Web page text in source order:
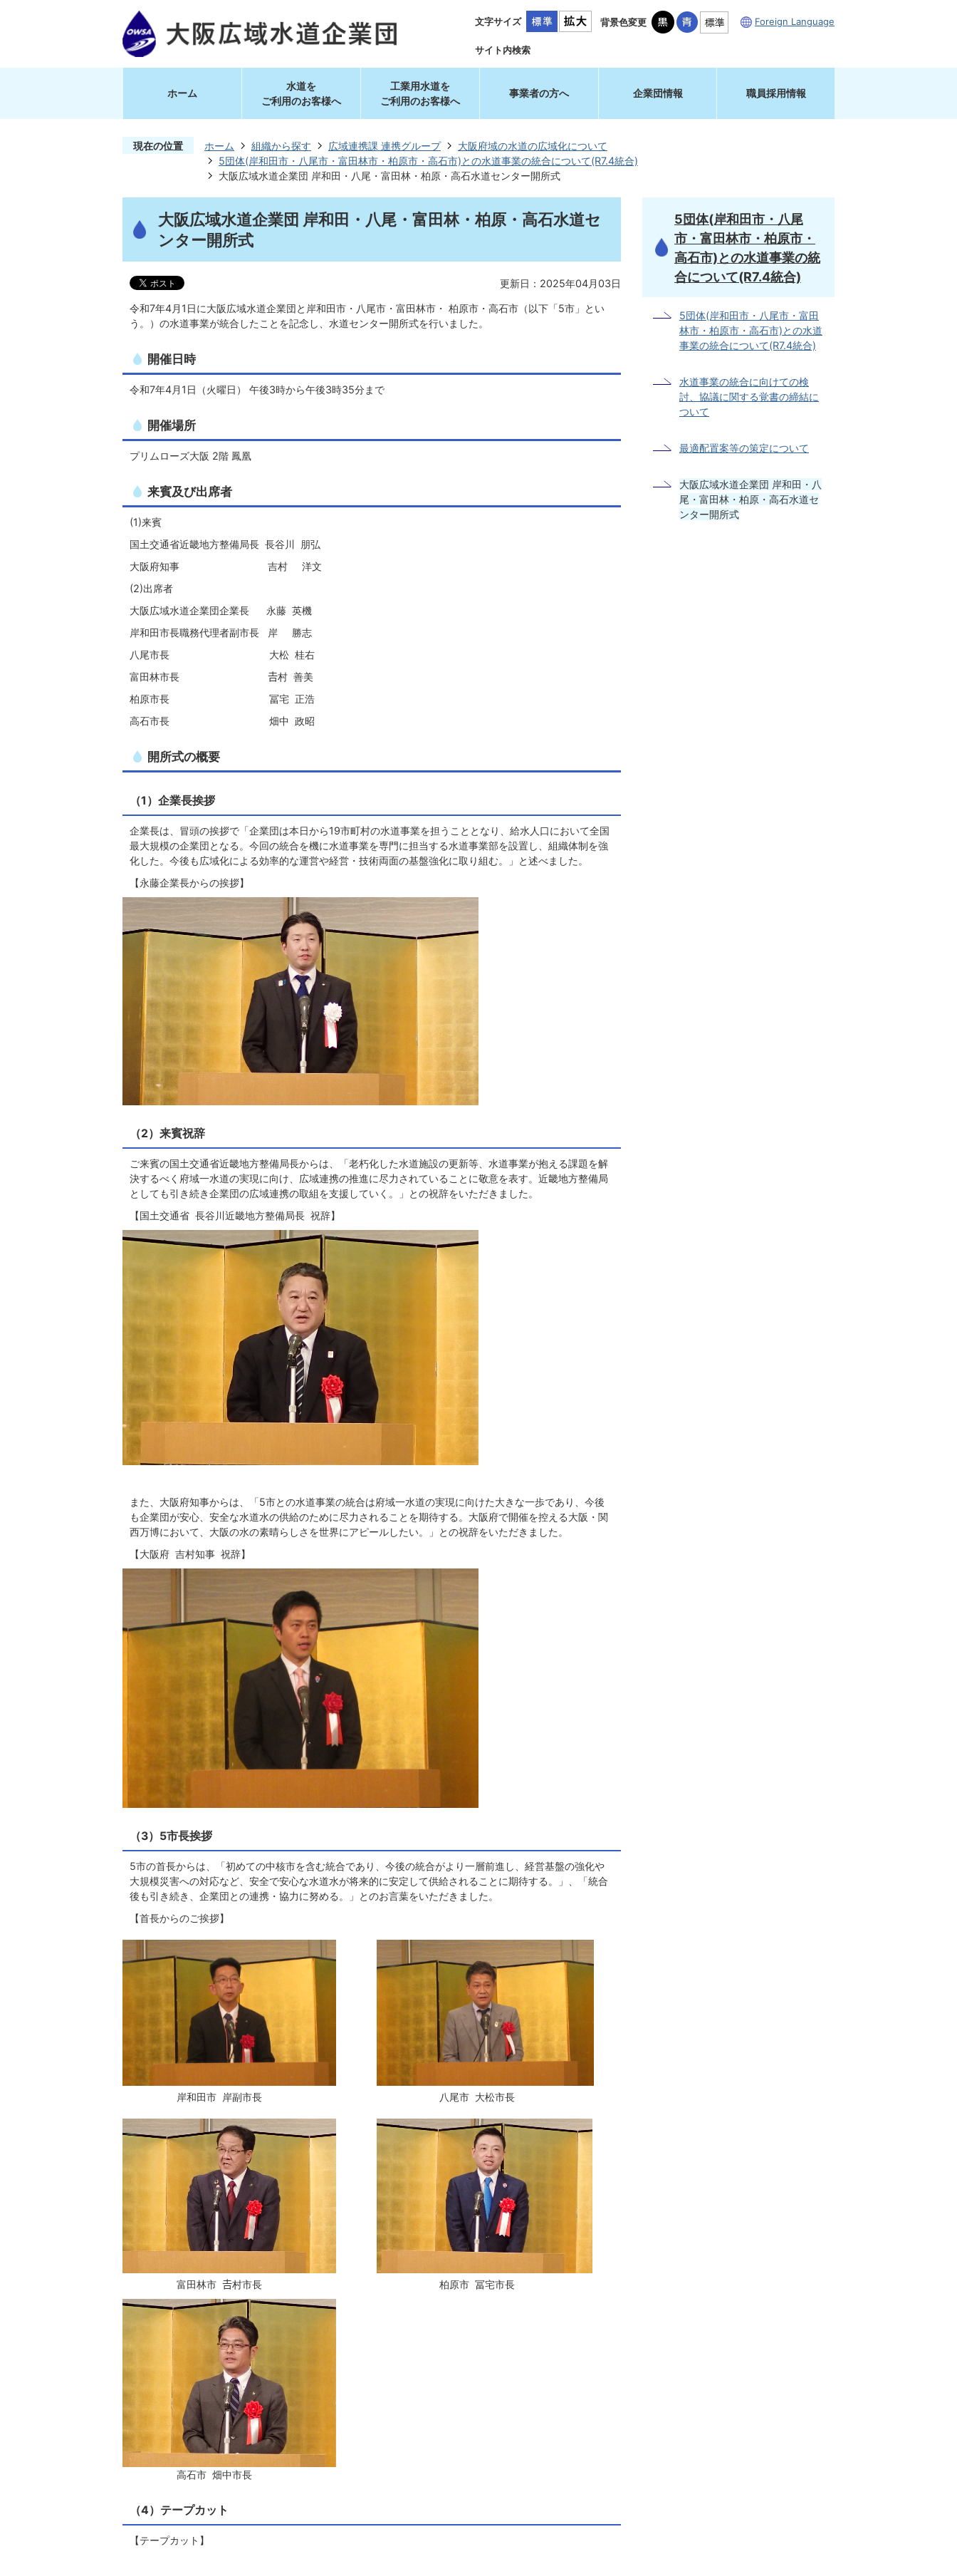
文字サイズ 背景色変更 Foreign Language
サイト内検索
ホーム
水道を
ご利用のお客様へ
工業用水道を
ご利用のお客様へ
事業者の方へ 企業団情報 職員採用情報
現在の位置 ホーム 組織から探す 広域連携課 連携グループ
大阪府域の水道の広域化について
5団体(岸和田市・八尾市・富田林市・柏原市・高石市)との水道事業の統合について(R7.4統合)
大阪広域水道企業団 岸和田・八尾・富田林・柏原・高石水道センター開所式
大阪広域水道企業団 岸和田・八尾・富田林・柏原・高石水道セ
ンター開所式
更新日：2025年04月03日
令和7年4月1日に大阪広域水道企業団と岸和田市・八尾市・富田林市・ 柏原市・高石市（以下「5市」とい
う。）の水道事業が統合したことを記念し、水道センター開所式を行いました。
開催日時
令和7年4月1日（火曜日） 午後3時から午後3時35分まで
開催場所
プリムローズ大阪 2階 鳳凰
来賓及び出席者
(1)来賓
国土交通省近畿地方整備局長 長谷川 朋弘
大阪府知事 吉村 洋文
(2)出席者
大阪広域水道企業団企業長 永藤 英機
岸和田市長職務代理者副市長 岸 勝志
八尾市長 大松 桂右
富田林市長 𠮷村 善美
柏原市長 冨宅 正浩
高石市長 畑中 政昭
開所式の概要
（1）企業長挨拶
企業長は、冒頭の挨拶で「企業団は本日から19市町村の水道事業を担うこととなり、給水人口において全国
最大規模の企業団となる。今回の統合を機に水道事業を専門に担当する水道事業部を設置し、組織体制を強
化した。今後も広域化による効率的な運営や経営・技術両面の基盤強化に取り組む。」と述べました。
【永藤企業長からの挨拶】
（2）来賓祝辞
ご来賓の国土交通省近畿地方整備局長からは、「老朽化した水道施設の更新等、水道事業が抱える課題を解
決するべく府域一水道の実現に向け、広域連携の推進に尽力されていることに敬意を表す。近畿地方整備局
としても引き続き企業団の広域連携の取組を支援していく。」との祝辞をいただきました。
【国土交通省 長谷川近畿地方整備局長 祝辞】
また、大阪府知事からは、「5市との水道事業の統合は府域一水道の実現に向けた大きな一歩であり、今後
も企業団が安心、安全な水道水の供給のために尽力されることを期待する。大阪府で開催を控える大阪・関
西万博において、大阪の水の素晴らしさを世界にアピールしたい。」との祝辞をいただきました。
【大阪府 吉村知事 祝辞】
（3）5市長挨拶
5市の首長からは、「初めての中核市を含む統合であり、今後の統合がより一層前進し、経営基盤の強化や
大規模災害への対応など、安全で安心な水道水が将来的に安定して供給されることに期待する。」、「統合
後も引き続き、企業団との連携・協力に努める。」とのお言葉をいただきました。
【首長からのご挨拶】
岸和田市 岸副市長 八尾市 大松市長
富田林市 𠮷村市長 柏原市 冨宅市長
高石市 畑中市長
（4）テープカット
【テープカット】
5団体(岸和田市・八尾
市・富田林市・柏原市・
高石市)との水道事業の統
合について(R7.4統合)
5団体(岸和田市・八尾市・富田
林市・柏原市・高石市)との水道
事業の統合について(R7.4統合)
水道事業の統合に向けての検
討、協議に関する覚書の締結に
ついて
最適配置案等の策定について
大阪広域水道企業団 岸和田・八
尾・富田林・柏原・高石水道セ
ンター開所式